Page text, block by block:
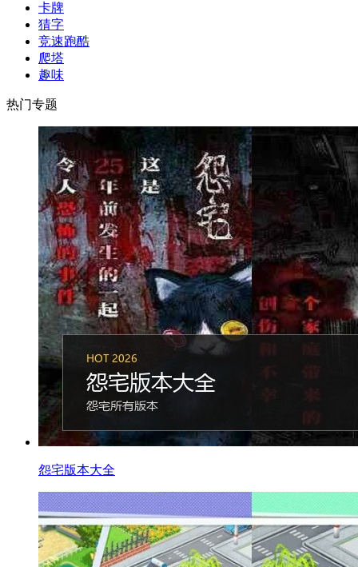
卡牌
猜字
竞速跑酷
爬塔
趣味
热门专题
怨宅版本大全